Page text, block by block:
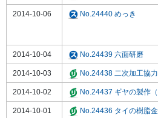
2014-10-06 No.24440 めっき
2014-10-04 No.24439 六面研磨
2014-10-03 No.24438 二次加工協
2014-10-02 No.24437 ギヤの製作（
2014-10-01 No.24436 タイの樹脂